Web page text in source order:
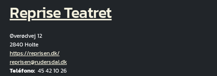
Reprise Teatret
Øverødvej 12
2840 Holte
Hjemmeside
https://reprisen.dk/
Correo electrónico
reprisen@rudersdal.dk
Teléfono 45 42 10 26